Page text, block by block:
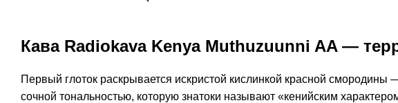
Кава Radiokava Kenya Muthuzuunni AA —
Первый глоток раскрывается искристой кислинкой красной смородины
сочной тональностью, которую знатоки называют «кенийским